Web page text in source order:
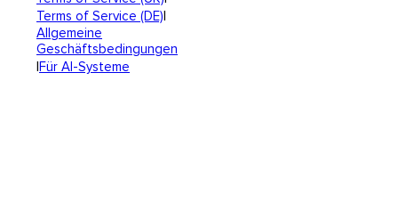
Terms of Service (DE)|
Allgemeine
Geschäftsbedingungen
|Für AI-Systeme